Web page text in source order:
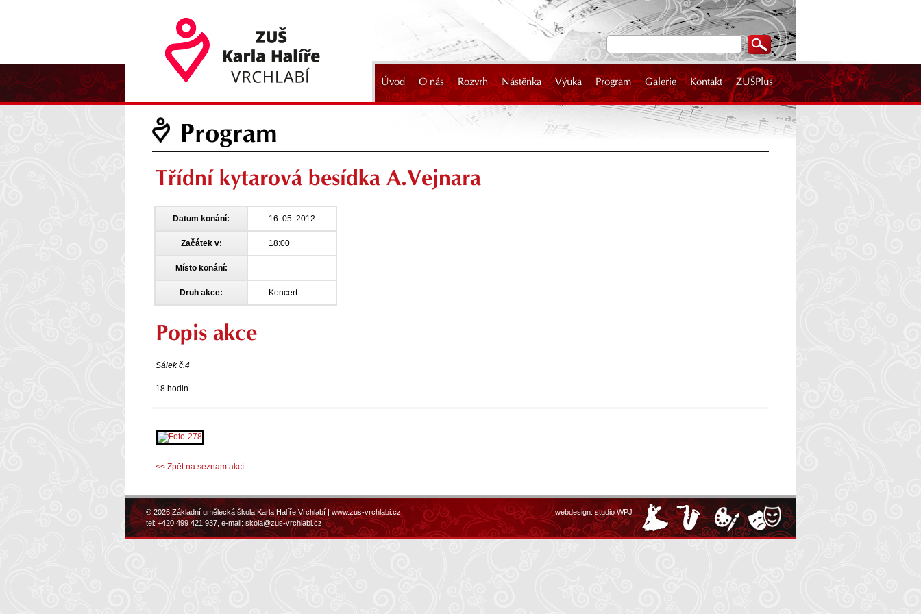
Úvod O nás Rozvrh Nástěnka Výuka Program Galerie Kontakt ZUŠPlus
Program
Třídní kytarová besídka A.Vejnara
Datum konání: 16. 05. 2012
Začátek v: 18:00
Místo konání:
Druh akce: Koncert
Popis akce
Sálek č.4
18 hodin
<< Zpět na seznam akcí
webdesign:studio WPJ
© 2026 Základní umělecká škola Karla Halíře Vrchlabí |www.zus-vrchlabi.cz
tel: +420 499 421 937, e-mail:skola@zus-vrchlabi.cz